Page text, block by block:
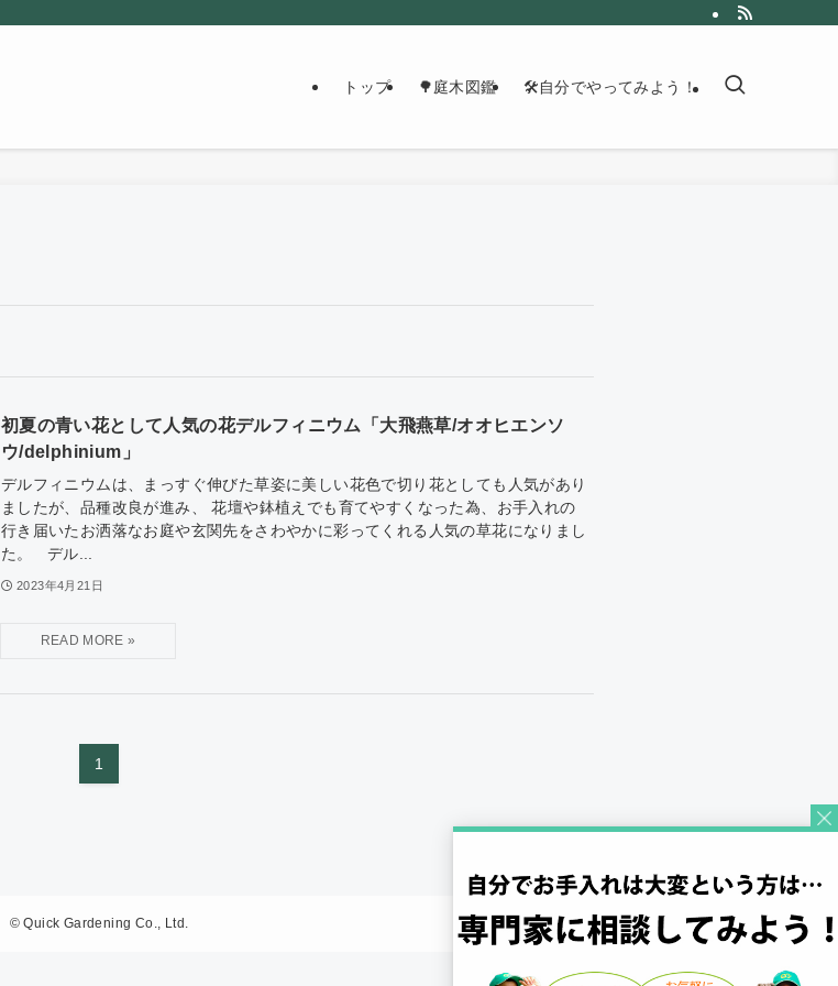
トップ 🌳庭木図鑑 🛠自分でやってみよう！
初夏の青い花として人気の花デルフィニウム「大飛燕草/オオヒエンソ
ウ/delphinium」
デルフィニウムは、まっすぐ伸びた草姿に美しい花色で切り花としても人気があり
ましたが、品種改良が進み、 花壇や鉢植えでも育てやすくなった為、お手入れの
行き届いたお洒落なお庭や玄関先をさわやかに彩ってくれる人気の草花になりまし
た。 デル...
2023年4月21日
1
© Quick Gardening Co., Ltd.